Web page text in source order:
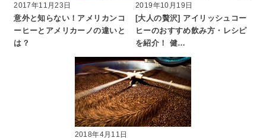
2017年11月23日
意外と知らない！アメリカンコ
ーヒーとアメリカーノの違いと
は？
2019年10月19日
[大人の贅沢] アイリッシュコー
ヒーのおすすめ飲み方・レシピ
を紹介！ 健…
2018年4月11日